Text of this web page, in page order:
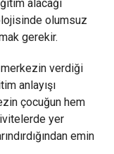
alacağı
olumsuz
gerekir.
verdiği
anlayışı
çocuğun hem
yer
emin